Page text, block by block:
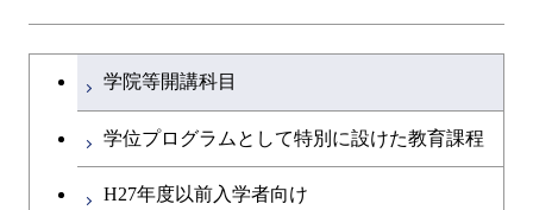
原子核工学コース
人間医療科学技術コース
ース
原子核工学コース
知能情報コース
エネルギー・情報コース
ライフエンジニアリングコ
ース
地球生命コース
コース
都市・環境学コース
エンジニアリングデザイン
コース
開閉
地球環境共創コース
社会・人間科学系
文系教養科目
英語科目
第二外国語科目
大学院課程を切り替える
学院等開講科目
学位プログラムとして特別に設けた教育課程
H27年度以前入学者向け